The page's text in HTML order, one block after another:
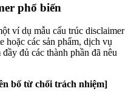
phổ biến
ví dụ mẫu cấu trúc disclaimer
hoặc các sản phẩm, dịch vụ
đủ các thành phần đã nêu
bố từ chối trách nhiệm]